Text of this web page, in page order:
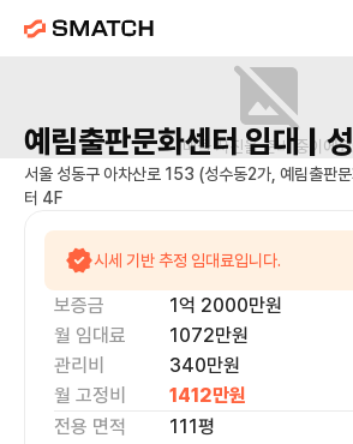
매물 사진을 준비 중이에
예림출판문화센터임대 |
서울 성동구 아차산로 153 (성수동2가, 예림출판
터 4F
시세 기반 추정 임대료입니다.
보증금 1억 2000만원
월 임대료
1072만원
관리비
340만원
월 고정비
1412만원
전용 면적
111평